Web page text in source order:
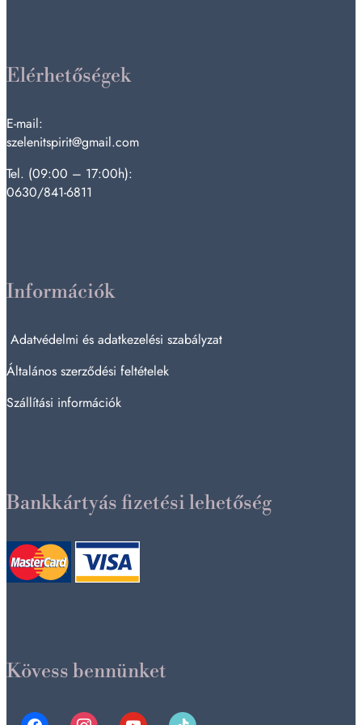
Elérhetőségek
E-mail:
szelenitspirit@gmail.com
Tel. (09:00 – 17:00h):
0630/841-6811
Információk
Adatvédelmi és adatkezelési szabályzat
Általános szerződési feltételek
Szállítási információk
Bankkártyás fizetési lehetőség
Kövess bennünket
facebookinstagramyoutube tiktok